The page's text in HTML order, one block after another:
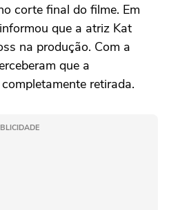
corte final do filme. Em
que a atriz Kat
na produção. Com a
que a
retirada.